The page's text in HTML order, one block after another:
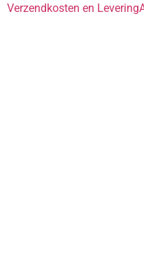
Verzendkosten en Levering